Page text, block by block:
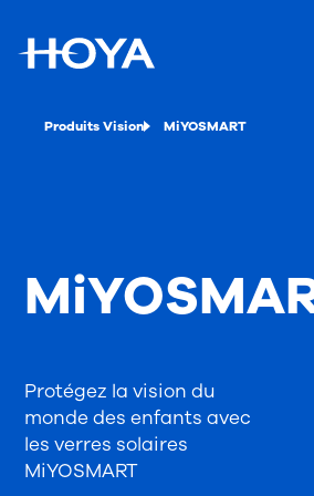
Produits Vision MiYOSMART
Protégez la vision du
monde des enfants avec
les verres solaires
MiYOSMART